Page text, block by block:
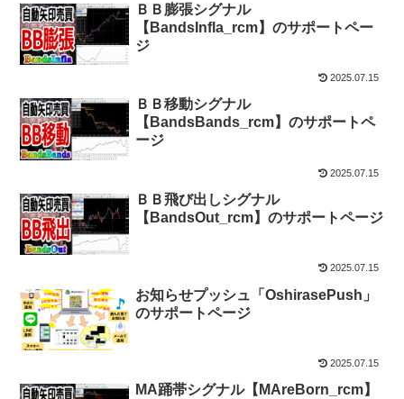
ＢＢ膨張シグナル
【BandsInfla_rcm】のサポートペー
ジ
2025.07.15
ＢＢ移動シグナル
【BandsBands_rcm】のサポートペ
ージ
2025.07.15
ＢＢ飛び出しシグナル
【BandsOut_rcm】のサポートページ
2025.07.15
お知らせプッシュ「OshirasePush」
のサポートページ
2025.07.15
MA踊帯シグナル【MAreBorn_rcm】